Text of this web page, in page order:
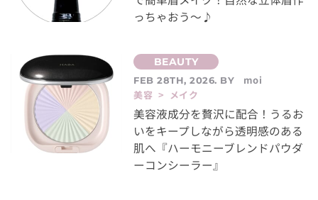
っちゃおう～♪
FEB 28TH, 2026. BY
moi
美容 > メイク
美容液成分を贅沢に配合！うるお
いをキープしながら透明感のある
肌へ『ハーモニーブレンドパウダ
ーコンシーラー』